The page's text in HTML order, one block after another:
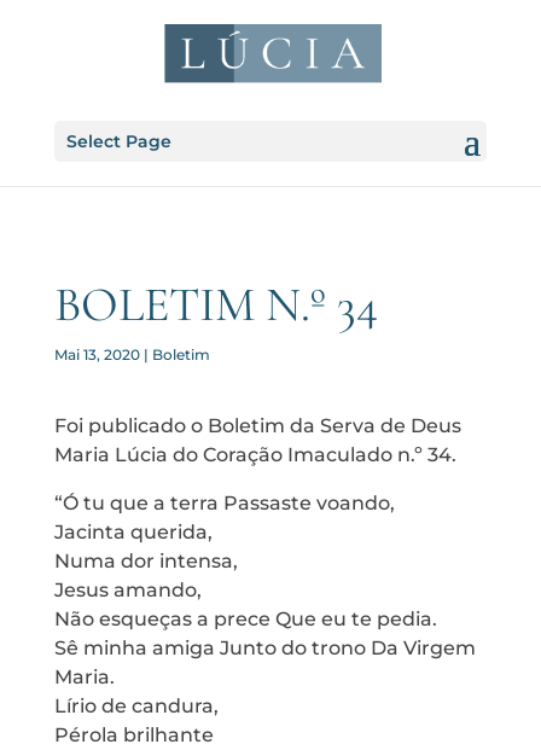
Select Page
BOLETIM N.º 34
Mai 13, 2020| Boletim
Foi publicado o Boletim da Serva de Deus
Maria Lúcia do Coração Imaculado n.º 34.
“Ó tu que a terra Passaste voando,
Jacinta querida,
Numa dor intensa,
Jesus amando,
Não esqueças a prece Que eu te pedia.
Sê minha amiga Junto do trono Da Virgem
Maria.
Lírio de candura,
Pérola brilhante